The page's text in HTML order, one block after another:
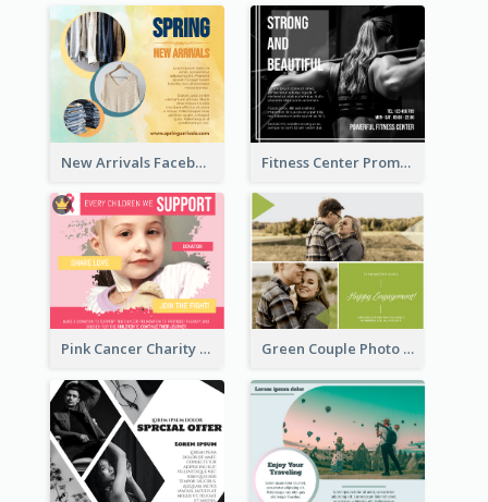
New Arrivals Facebook Post With Photos Of Products Fitness Center Promotional Facebook Post With Details
Pink Cancer Charity Facebook Post Green Couple Photo Happy Engagement Facebook Post